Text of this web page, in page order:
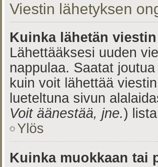
Viestin lähetyksen
Kuinka lähetän
Lähettääksesi uuden
nappulaa. Saatat
kuin voit lähettää
lueteltuna sivun
Voit äänestää, jne.)
Ylös
Kuinka muokkaan tai